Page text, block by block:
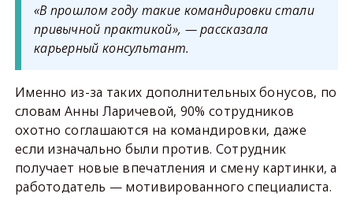
«В прошлом году такие командировки стали
привычной практикой», — рассказала
карьерный консультант.
Именно из-за таких дополнительных бонусов, по
словам Анны Ларичевой, 90% сотрудников
охотно соглашаются на командировки, даже
если изначально были против. Сотрудник
получает новые впечатления и смену картинки, а
работодатель — мотивированного специалиста.